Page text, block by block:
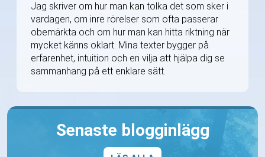
Jag skriver om hur man kan tolka det som sker i
vardagen, om inre rörelser som ofta passerar
obemärkta och om hur man kan hitta riktning när
mycket känns oklart. Mina texter bygger på
erfarenhet, intuition och en vilja att hjälpa dig se
sammanhang på ett enklare sätt.
Senaste blogginlägg